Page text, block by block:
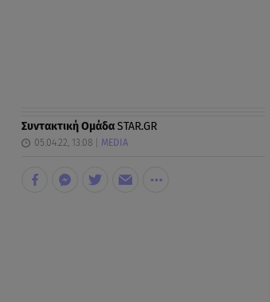
Συντακτική ΟμάδαSTAR.GR
05.04.22, 13:08 MEDIA